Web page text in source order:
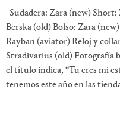
Sudadera: Zara (new)
Berska (old) Bolso: Zara
Rayban (aviator) Reloj y
Stradivarius (old) Fotografía
el título indica, “Tu eres mi
tenemos este año en las